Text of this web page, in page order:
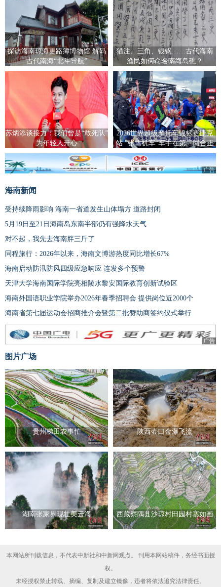
探访海南琼海更路簿博物馆 解码
古代南海“北斗导航”
猫注、三角、银锅……古代海南
渔民如何命名南海岛礁？
苏炳添谈接力：我们曾是“敢死队”
为年轻人开心
2026世界超级摩托车锦标赛捷克
站 "张雪机车"车手在第二回合正
赛夺冠
广告
海南新闻
受持续降雨影响 海南一省道发生山体塌方 道路封闭
5月19日至21日海南岛东南半部仍有强降水天气
对不起，我先去海南胖三斤了
同程旅行：2026年以来，海南文博游热度同比增长67%
海南启动防汛防风四级应急响应 连发多个预警
天津大学海南国际学院亮相陵水黎安国际教育创新试验区
海南外国语职业学院举办2026年春季招聘会 提供岗位近2000个
海南省第七届运动会招商推介会暨第二批赞助商签约仪式举行
广告
图片广场
贵州梯田农事忙 陕西壶口金瀑飞流
湖南张家界现壮美云海 西藏察隅县沙琼村田园村寨如画
本网站所刊载信息，不代表中新社和中新网观点。 刊用本网站稿件，务经书面授
权。
未经授权禁止转载、摘编、复制及建立镜像，违者将依法追究法律责任。